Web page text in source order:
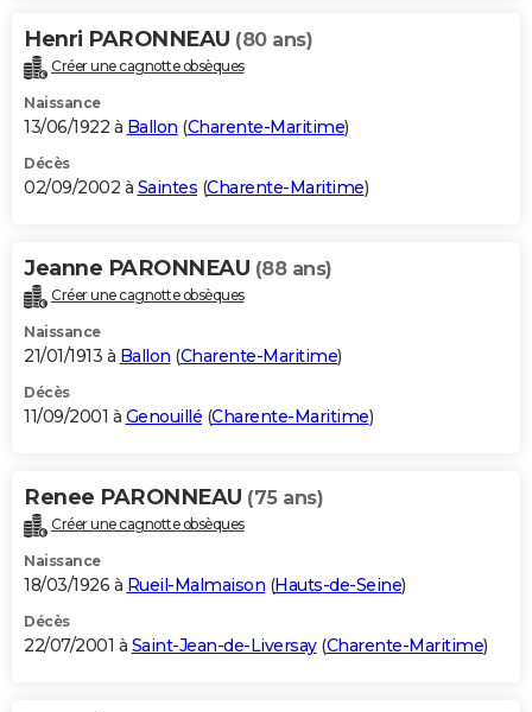
Henri PARONNEAU (80 ans)
Créer une cagnotte obsèques
Naissance
13/06/1922 à Ballon (Charente-Maritime)
Décès
02/09/2002 à Saintes (Charente-Maritime)
Jeanne PARONNEAU (88 ans)
Créer une cagnotte obsèques
Naissance
21/01/1913 à Ballon (Charente-Maritime)
Décès
11/09/2001 à Genouillé (Charente-Maritime)
Renee PARONNEAU (75 ans)
Créer une cagnotte obsèques
Naissance
18/03/1926 à Rueil-Malmaison (Hauts-de-Seine)
Décès
22/07/2001 à Saint-Jean-de-Liversay(Charente-Maritime)